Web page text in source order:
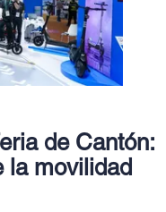
de Cantón:
la movilidad